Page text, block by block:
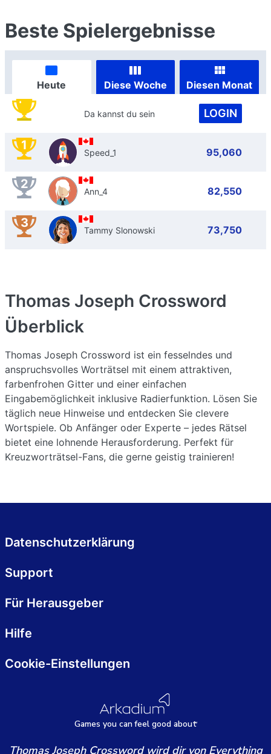
Beste Spielergebnisse
Heute Diese Woche Diesen Monat
Da kannst du sein LOGIN
1 Speed_1 95,060
2 Ann_4 82,550
3 Tammy Slonowski 73,750
Thomas Joseph Crossword
Überblick
Thomas Joseph Crossword ist ein fesselndes und
anspruchsvolles Worträtsel mit einem attraktiven,
farbenfrohen Gitter und einer einfachen
Eingabemöglichkeit inklusive Radierfunktion. Lösen Sie
täglich neue Hinweise und entdecken Sie clevere
Wortspiele. Ob Anfänger oder Experte – jedes Rätsel
bietet eine lohnende Herausforderung. Perfekt für
Kreuzworträtsel-Fans, die gerne geistig trainieren!
Games you canfeel good about
Datenschutzerklärung
Support
Für Herausgeber
Hilfe
Cookie-Einstellungen
Thomas Joseph Crossword wird dir von Everything